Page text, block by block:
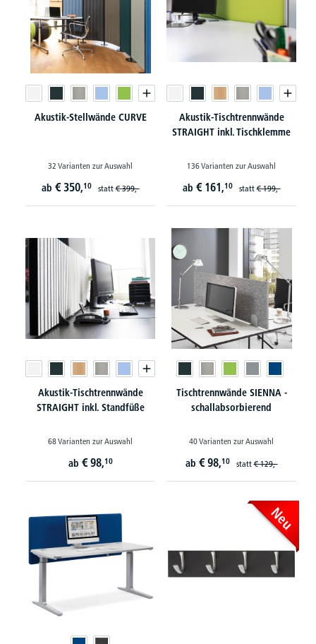
Akustik-Stellwände CURVE
32 Varianten zur Auswahl
ab € 350,10 statt€ 399,-
Akustik-Tischtrennwände
STRAIGHT inkl. Tischklemme
136 Varianten zur Auswahl
ab € 161,10 statt€ 199,-
Akustik-Tischtrennwände
STRAIGHT inkl. Standfüße
68 Varianten zur Auswahl
ab € 98,10
Tischtrennwände SIENNA -
schallabsorbierend
40 Varianten zur Auswahl
ab € 98,10 statt€ 129,-
Neu